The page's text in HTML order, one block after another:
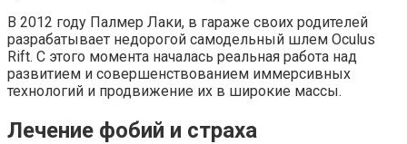
В 2012 году Палмер Лаки, в гараже своих родителей
разрабатывает недорогой самодельный шлем Oculus
Rift. С этого момента началась реальная работа над
развитием и совершенствованием иммерсивных
технологий и продвижение их в широкие массы.
Лечение фобий и страха